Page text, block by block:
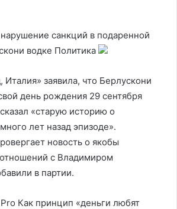
санкций в подаренной
водке Политика
Италия» заявила, что Берлускони
день рождения 29 сентября
«старую историю о
лет назад эпизоде».
новость о якобы
с Владимиром
в партии.
Как принцип «деньги любят